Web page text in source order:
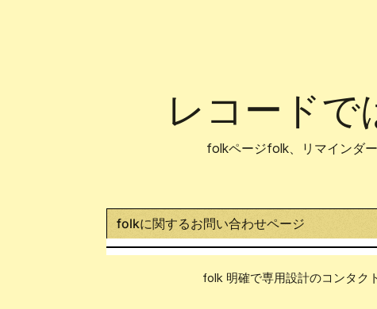
レコードで
folkページfolk、リマインダ
folkに関するお問い合わせページ
folk 明確で専用設計のコンタク